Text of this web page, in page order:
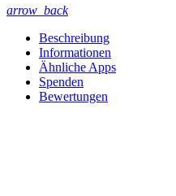
arrow_back
Beschreibung
Informationen
Ähnliche Apps
Spenden
Bewertungen